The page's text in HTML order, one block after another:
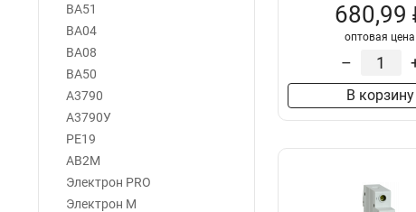
ВА51
ВА04
ВА08
ВА50
А3790
А3790У
PE19
АВ2М
Электрон PRO
Электрон М
680,99
оптовая цена
–
В корзину